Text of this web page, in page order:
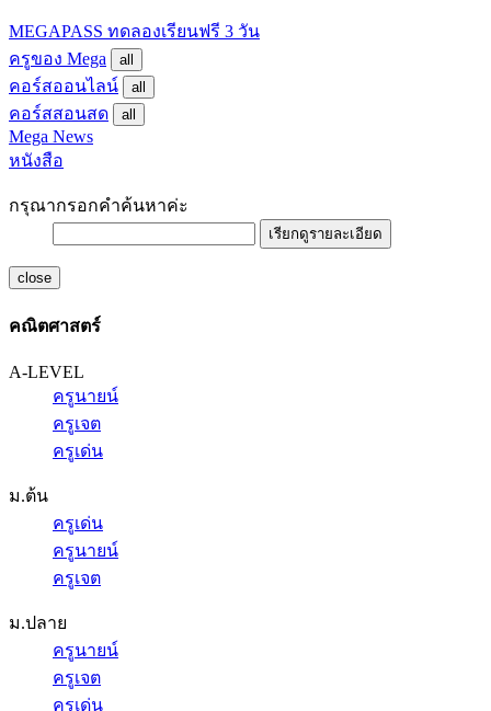
MEGAPASS ทดลองเรียนฟรี 3 วัน
ครูของ Mega
all
คอร์สออนไลน์ all
คอร์สสอนสด all
Mega News
หนังสือ
กรุณากรอกคำค้นหาค่ะ
เรียกดูรายละเอียด
close
คณิตศาสตร์
A-LEVEL
ครูนายน์
ครูเจต
ครูเด่น
ม.ต้น
ครูเด่น
ครูนายน์
ครูเจต
ม.ปลาย
ครูนายน์
ครูเจต
ครูเด่น